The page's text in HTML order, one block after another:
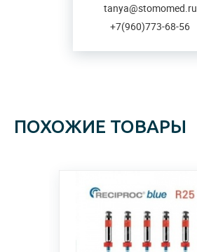
tanya@stomomed.ru
+7(960)773-68-56
ПОХОЖИЕ ТОВАРЫ